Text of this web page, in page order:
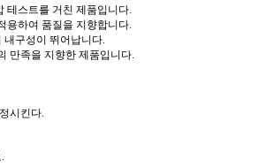
테스트를 거친 제품입니다.
용하여 품질을 지향합니다.
내구성이 뛰어납니다.
만족을 지향한 제품입니다.
시킨다.